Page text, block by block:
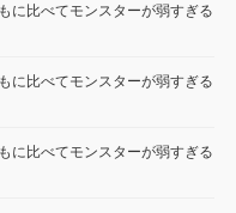
に比べてモンスターが弱すぎる
に比べてモンスターが弱すぎる
に比べてモンスターが弱すぎる